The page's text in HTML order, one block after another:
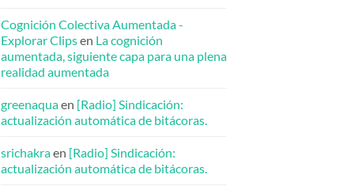
Cognición Colectiva Aumentada -
Explorar Clipsen La cognición
aumentada, siguiente capa para una plena
realidad aumentada
greenaquaen [Radio] Sindicación:
actualización automática de bitácoras.
srichakraen [Radio] Sindicación:
actualización automática de bitácoras.